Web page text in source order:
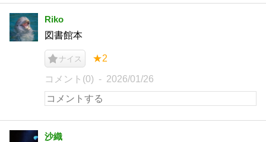
Riko
図書館本
ナイス ★2
コメント(0) 2026/01/26
沙織